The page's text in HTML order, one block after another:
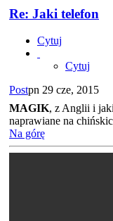
Re: Jaki telefon
Cytuj
Cytuj
Postpn 29 cze, 2015
MAGIK, z Anglii i
naprawiane na
Na górę